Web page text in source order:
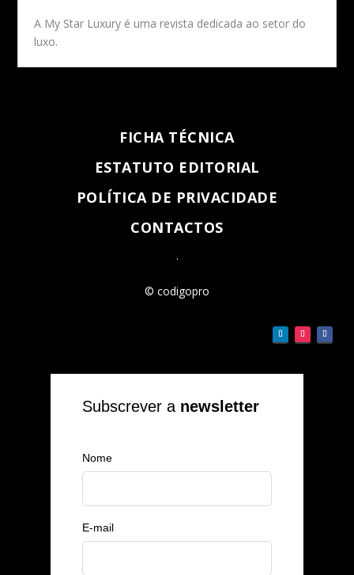
A My Star Luxury é uma revista dedicada ao setor do
luxo.
FICHA TÉCNICA
ESTATUTO EDITORIAL
POLÍTICA DE PRIVACIDADE
CONTACTOS
.
© codigopro
Subscrever a newsletter
Nome
E-mail